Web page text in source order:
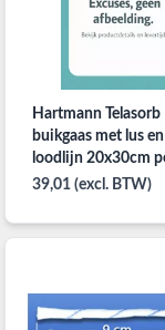
Hartmann Telasorb
buikgaas met lus en
loodlijn 20x30cm
16x5ST
39,01 (excl. BTW)